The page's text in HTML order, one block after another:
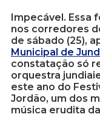
Impecável. Essa
nos corredores
de sábado (25),
Municipal de
constatação só
orquestra
este ano do
Jordão, um dos
música erudita